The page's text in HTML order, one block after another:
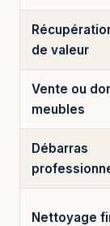
de valeur
Vente ou
meubles
Débarras
Nettoyage